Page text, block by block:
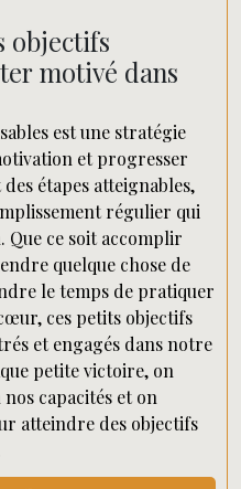
objectifs
motivé dans
est une stratégie
et progresser
étapes atteignables,
régulier qui
ce soit accomplir
quelque chose de
le temps de pratiquer
ces petits objectifs
et engagés dans notre
petite victoire, on
capacités et on
atteindre des objectifs